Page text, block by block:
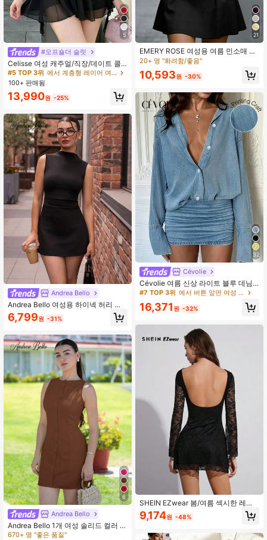
5
#오프숄더 슬릿
Celisse 여성 캐주얼/직장/데이트 콜
드 숄더 랜턴 슬리브 허리 신치 레이어
드 헴 숏 드레스, 봄/여름/가을
#5 TOP 3위
에서 계층형 레이어 여성 드레스
180+ 명 "좋은 원단 소재"
#5 TOP 3위
에서 계층형 레이어 여성 드레스
180+ 명 "좋은 원단 소재"
#5 TOP 3위
에서 계층형 레이어 여성 드레스
180+ 명 "좋은 원단 소재"
#5 TOP 3위
180+ 명 "좋은 원단 소재"
100+ 판매됨
13,990원 -25%
Andrea Bello
Andrea Bello 여성용 하이넥 허리 션
A 라인 드레스, 유행과 다용도함을 겸
비하며 사무실용으로 적합
6,799원 -31%
6
Andrea Bello
Andrea Bello 1개 여성 솔리드 컬러 크
루넥 싱글 버튼 민소매 캐주얼 미니 드
670+ 명 "좋은 품질"
21
EMERY ROSE 여성용 여름 민소매 하
이웨스트 플레어 헴 미니 드레스
20+ 명 "화려함/좋음"
10,593원 -30%
32
Cévolie
Cévolie 여름 신상 라이트 블루 데님
효과 디지털 프린트 루즈 허리 밴딩 바
#7 TOP 3위
에서 버튼 앞면 여성 드레스
970+ 명 "예쁨"
#7 TOP 3위
에서 버튼 앞면 여성 드레스
970+ 명 "예쁨"
#7 TOP 3위
에서 버튼 앞면 여성 드레스
970+ 명 "예쁨"
#7 TOP 3위
970+ 명 "예쁨"
16,371 원 -32%
SHEIN EZwear 봄/여름 섹시한 레이
스 트럼펫 소매 블랙 라운드 넥 드레스
9,174원 -48%